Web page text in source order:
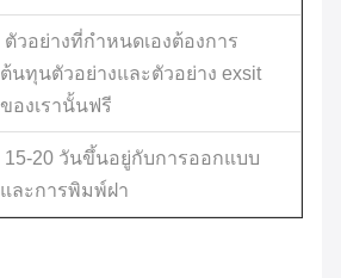
ตัวอย่างที่กำหนดเองต้องการ
ต้นทุนตัวอย่างและตัวอย่าง exsit
ของเรานั้นฟรี
15-20 วันขึ้นอยู่กับการออกแบบ
และการพิมพ์ฝา